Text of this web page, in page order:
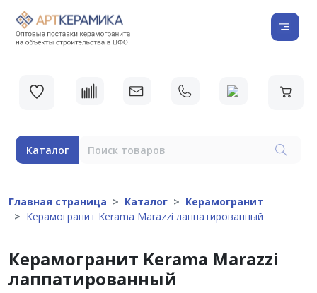
Каталог
Главная страница Каталог
Керамогранит
Керамогранит Kerama Marazzi лаппатированный
Керамогранит Kerama Marazzi
лаппатированный